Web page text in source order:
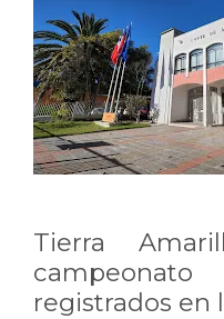
Tierra
registrados en